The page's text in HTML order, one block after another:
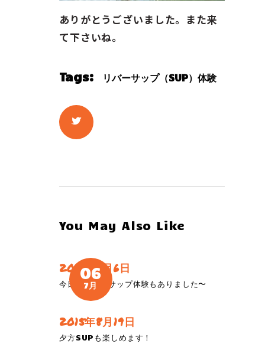
ありがとうございました。また来
て下さいね。
Tags: リバーサップ（SUP）体験
You May Also Like
06
7月
2019年7月6日
今日はリバーサップ体験もありました〜
2015年8月19日
夕方SUPも楽しめます！